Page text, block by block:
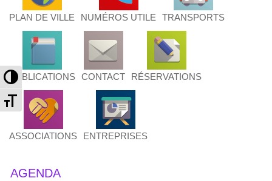
Passer en contraste élevé
Changer la taille de la police
PLAN DE VILLE NUMÉROS UTILE TRANSPORTS
PUBLICATIONS CONTACT RÉSERVATIONS
ASSOCIATIONS ENTREPRISES
AGENDA